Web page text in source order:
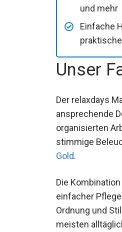
und mehr
Einfache
Unser
Der relaxdays
ansprechende
organisierten
stimmige
Gold.
Die
einfacher
Ordnung und
meisten